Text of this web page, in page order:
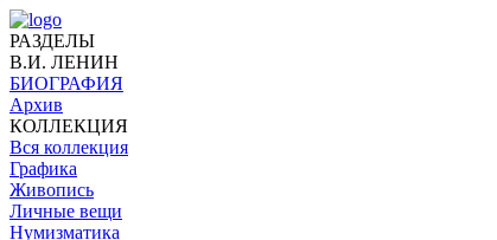
РАЗДЕЛЫ
В.И. ЛЕНИН
БИОГРАФИЯ
Архив
КОЛЛЕКЦИЯ
Вся коллекция
Графика
Живопись
Личные вещи
Нумизматика